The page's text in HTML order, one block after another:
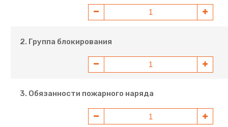
2. Группа блокирования
3. Обязанности пожарного наряда